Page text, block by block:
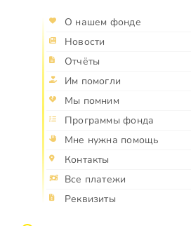
О нашем фонде
Новости
Отчёты
Им помогли
Мы помним
Программы фонда
Мне нужна помощь
Контакты
Все платежи
Реквизиты